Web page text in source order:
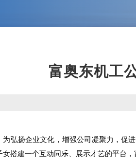
富奥东机工
扬企业文化，增强公司凝聚力，促进
女搭建一个互动同乐、展示才艺的平台